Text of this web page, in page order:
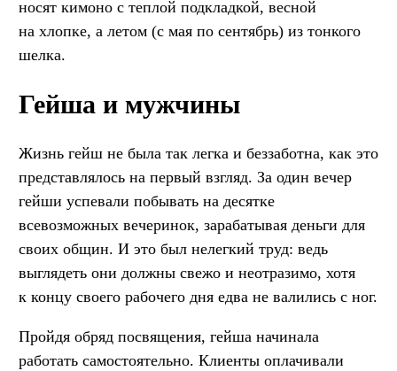
носят кимоно с теплой подкладкой, весной
на хлопке, а летом (с мая по сентябрь) из тонкого
шелка.
Гейша и мужчины
Жизнь гейш не была так легка и беззаботна, как это
представлялось на первый взгляд. За один вечер
гейши успевали побывать на десятке
всевозможных вечеринок, зарабатывая деньги для
своих общин. И это был нелегкий труд: ведь
выглядеть они должны свежо и неотразимо, хотя
к концу своего рабочего дня едва не валились с ног.
Пройдя обряд посвящения, гейша начинала
работать самостоятельно. Клиенты оплачивали